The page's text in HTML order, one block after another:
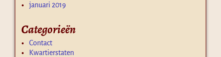
januari 2019
Categorieën
Contact
Kwartierstaten